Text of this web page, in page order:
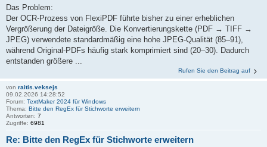
Das Problem:
Der OCR-Prozess von FlexiPDF führte bisher zu einer erheblichen
Vergrößerung der Dateigröße. Die Konvertierungskette (PDF → TIFF →
JPEG) verwendete standardmäßig eine hohe JPEG-Qualität (85–91),
während Original-PDFs häufig stark komprimiert sind (20–30). Dadurch
entstanden größere ...
Rufen Sie den Beitrag auf
von raitis.veksejs
09.02.2026 14:28:52
Forum: TextMaker 2024 für Windows
Thema: Bitte den RegEx für Stichworte erweitern
Antworten: 7
Zugriffe: 6981
Re: Bitte den RegEx für Stichworte erweitern